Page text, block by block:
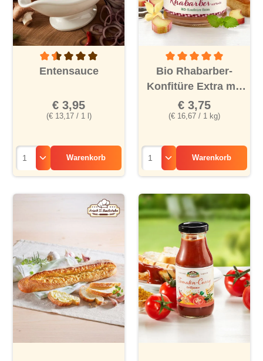
Durchschnittliche Bewertung von 1.5 von 5 Sternen
Entensauce
(€ 13,17 / 1 l)
€ 3,95
Warenkorb
Durchschnittliche
Bio Rhabarber-
Konfitüre Extra mit
Vanille
(€ 16,67 / 1 kg)
€ 3,75
Warenkorb